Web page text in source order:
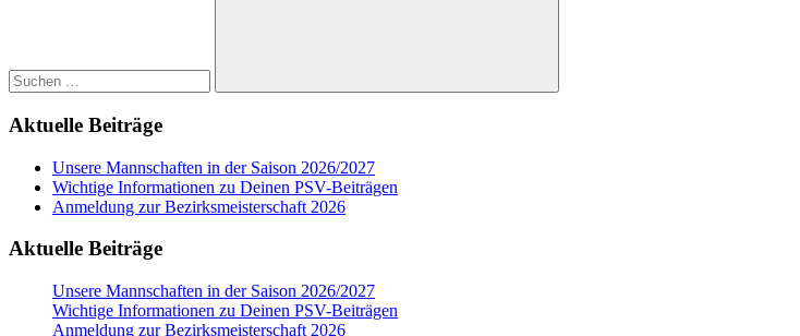
Suchen
Aktuelle Beiträge
Unsere Mannschaften in der Saison 2026/2027
Wichtige Informationen zu Deinen PSV-Beiträgen
Anmeldung zur Bezirksmeisterschaft 2026
Aktuelle Beiträge
Unsere Mannschaften in der Saison 2026/2027
Wichtige Informationen zu Deinen PSV-Beiträgen
Anmeldung zur Bezirksmeisterschaft 2026